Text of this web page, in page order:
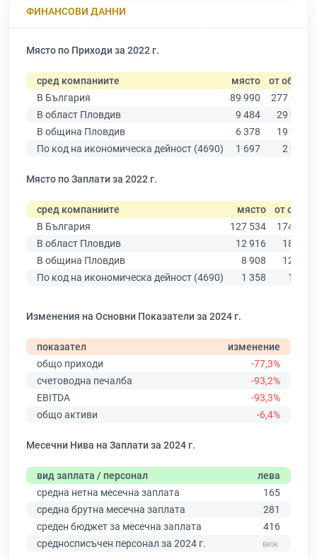
ФИНАНСОВИ ДАННИ
Място по Приходи за 2022 г.
сред компаниите място от общо
В България
89 990
277 019
В област Пловдив
9 484
29 067
В община Пловдив
6 378
19 939
По код на икономическа дейност (4690)
1 697 2 922
Място по Заплати за 2022 г.
сред компаниите място
от общо
В България
127 534
174 403
В област Пловдив
12 916
18 305
В община Пловдив
8 908
12 387
По код на икономическа дейност (4690)
1 358 1 619
Изменения на Основни Показатели за 2024 г.
показател
изменение
общо приходи
-77,3%
счетоводна печалба
-93,2%
EBITDA
-93,3%
общо активи
-6,4%
Месечни Нива на Заплати за 2024 г.
вид заплата / персонал
лева
средна нетна месечна заплата
165
средна брутна месечна заплата
281
среден бюджет за месечна заплата
416
средносписъчен персонал за 2024 г.